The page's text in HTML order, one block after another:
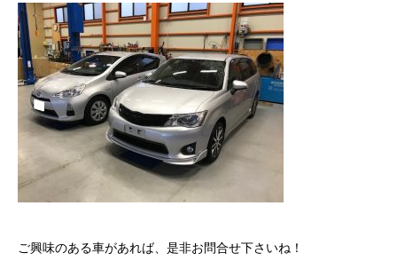
ご興味のある車があれば、是非お問合せ下さいね！